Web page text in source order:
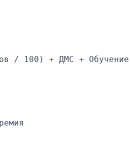
/ 100) + ДМС + Обучение